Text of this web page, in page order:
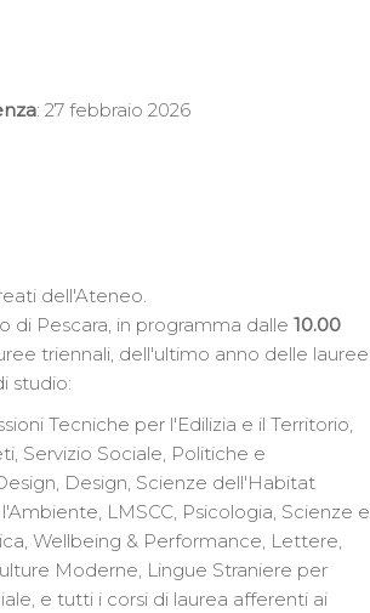
: 27 febbraio 2026
dell'Ateneo.
di Pescara, in programma dalle10.00
triennali, dell'ultimo anno delle lauree
studio:
Tecniche per l'Edilizia e il Territorio,
Servizio Sociale, Politiche e
Design, Scienze dell'Habitat
LMSCC, Psicologia, Scienze e
Wellbeing & Performance, Lettere,
Moderne, Lingue Straniere per
e tutti i corsi di laurea afferenti ai